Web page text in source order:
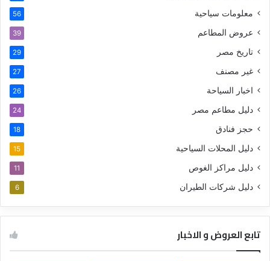
معلومات سياحية 56
عروض المطاعم 39
تاريخ مصر 29
غير مصنف 27
اخبار السياحة 26
دليل مطاعم مصر 24
حجز فنادق 18
دليل المحلات السياحية 15
دليل مراكز الغوص 11
دليل شركات الطيران 6
تابع العروض و الاخبار